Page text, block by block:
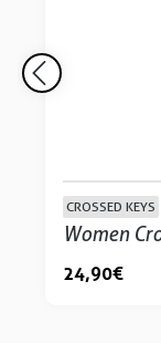
CROSSED KEYS
Women
24,90 €